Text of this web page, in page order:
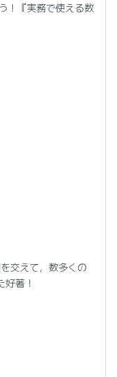
！『実務で使える数
交えて，数多くの
著！